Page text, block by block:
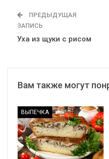
ПРЕДЫДУЩАЯ
ЗАПИСЬ
Уха из щуки с рисом
Вам также могут
ВЫПЕЧКА